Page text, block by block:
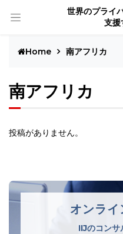
世界のプライ
支援
Home 南アフリカ
南アフリカ
投稿がありません。
オンラ
IIJのコンサ